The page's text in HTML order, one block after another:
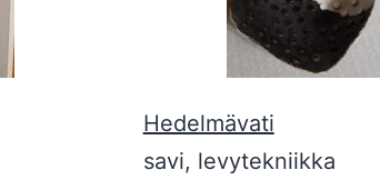
Hedelmävati
savi, levytekniikka